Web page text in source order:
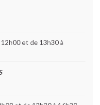
et de 13h30 à